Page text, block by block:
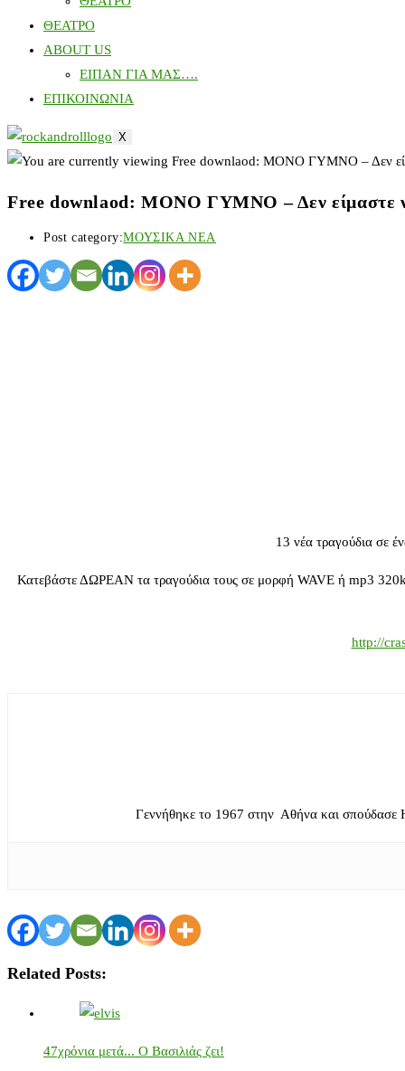
ΘΕΑΤΡΟ
ABOUT US
ΕΙΠΑΝ ΓΙΑ ΜΑΣ….
ΕΠΙΚΟΙΝΩΝΙΑ
X
Free downlaod: ΜΟΝΟ ΓΥΜΝΟ – Δεν είμαστε
Post category:ΜΟΥΣΙΚΑ ΝΕΑ
13 νέα τραγούδια σε
Κατεβάστε ΔΩΡΕΑΝ τα τραγούδια τους σε μορφή WAVE ή mp3
http://
Γεννήθηκε το 1967 στην Αθήνα και σπούδασε
Related Posts:
47χρόνια μετά... Ο Βασιλιάς ζει!